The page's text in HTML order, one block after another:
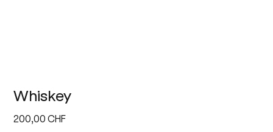
Whiskey
200,00 CHF